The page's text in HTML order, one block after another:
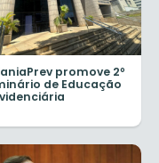
promove 2º
de Educação